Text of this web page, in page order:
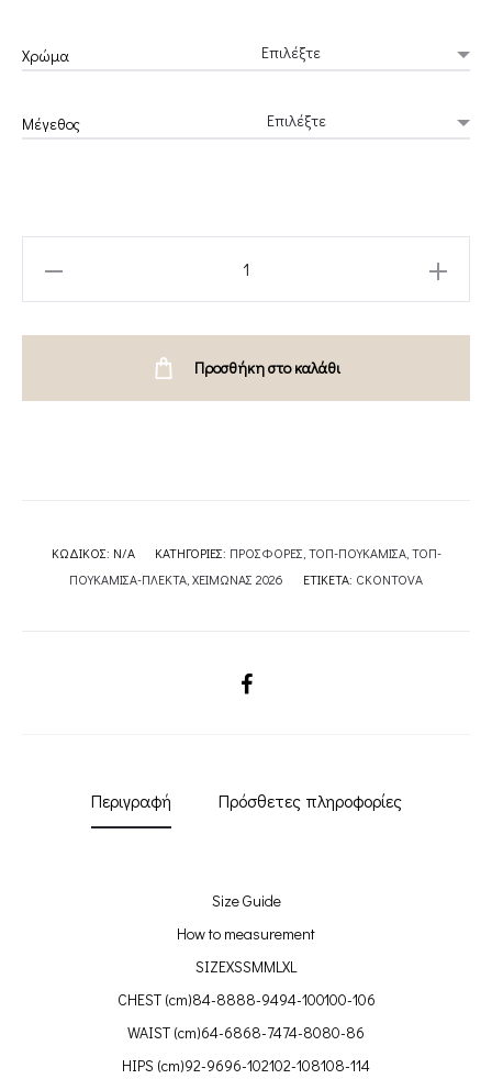
was:
135.00€.
is:
94.50€.
Χρώμα
Μέγεθος
Προσθήκη στο καλάθι
ΚΩΔΙΚΌΣ: N/A ΚΑΤΗΓΟΡΊΕΣ: ΠΡΟΣΦΟΡΕΣ,ΤΟΠ-ΠΟΥΚΑΜΙΣΑ,ΤΟΠ-
ΠΟΥΚΑΜΙΣΑ-ΠΛΕΚΤΑ,ΧΕΙΜΩΝΑΣ 2026 ΕΤΙΚΈΤΑ: CKONTOVA
SHARE
Περιγραφή Πρόσθετες πληροφορίες
Size Guide
How to measurement
SIZEXSSMMLXL
CHEST (cm)84-8888-9494-100100-106
WAIST (cm)64-6868-7474-8080-86
HIPS (cm)92-9696-102102-108108-114